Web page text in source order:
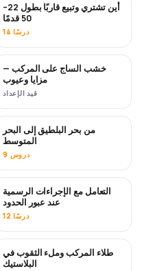
قريبًاأين تشتري وتبيع قاربًا بطول 22–
50 قدمًا
14 درسًا
قريبًا
خشب الساج على المركب —
مزايا وعيوب
قيد الإعداد
قريبًا
من بحر البلطيق إلى البحر
المتوسط
9 دروس
التعامل مع الإجراءات الرسمية
عند عبور الحدود
12 درسًا
قريبًا
طلاء المركب وملء الثقوب في
البلاستيك